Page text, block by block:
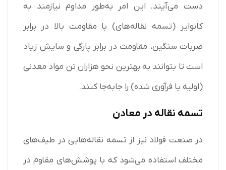
دست می‌آیند. این امر به‌طور مداوم نیازمند به
کانوایر (تسمه نقاله‌های) با مقاومت بالا در برابر
ضربات سنگین، مقاومت در برابر پارگی و سایش زیاد
است تا بتوانند به بهترین نحو هزاران تن مواد معدنی
(اولیه یا فرآوری شده) را جابه‌جا کنند.
تسمه نقاله در معادن
در صنعت فولاد نیز از تسمه نقاله‌هایی در طیف‌های
مختلف استفاده می‌شود که با پوشش‌های مقاوم در